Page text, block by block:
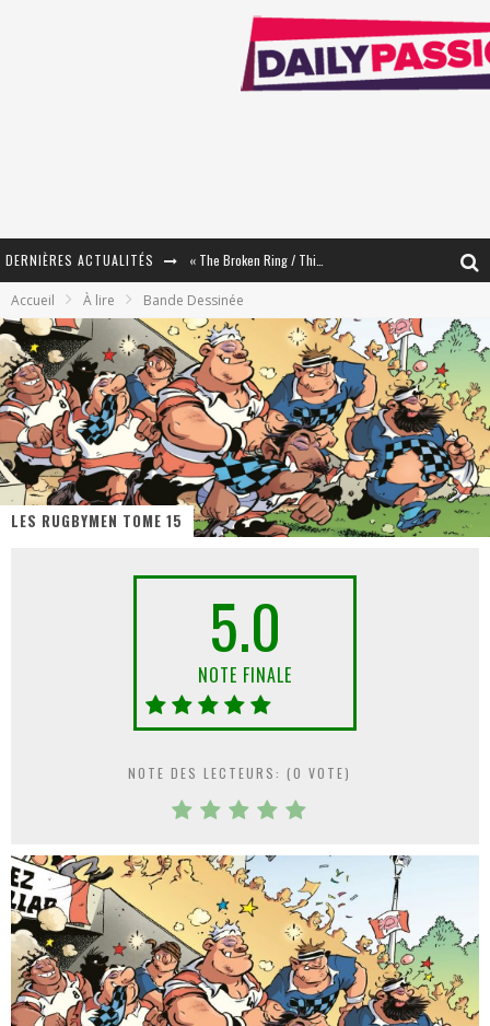
DERNIÈRES ACTUALITÉS
« Le Béton et le Bambou / Propositions pour Mayotte et le Monde. » - Améliorations !
Star Fox
PsyRiver 2026 : la magie revient sur les rives de l’Aar
« MOFUSAND / Parler Japonais » – Des Expressions Pratiques !
« Dr Wertham / L’homme qui étudia les tueurs en série » - Un Métier à Risque !
Accueil À lire Bande Dessinée
LES RUGBYMEN TOME 15
5.0
NOTE FINALE
NOTE DES LECTEURS: (0 VOTE)